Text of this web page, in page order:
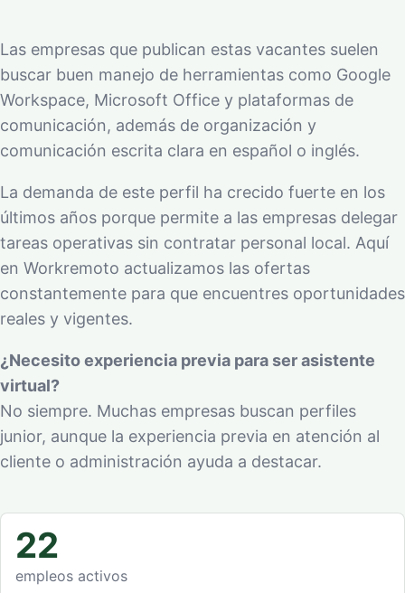
Las empresas que publican estas vacantes suelen
buscar buen manejo de herramientas como Google
Workspace, Microsoft Office y plataformas de
comunicación, además de organización y
comunicación escrita clara en español o inglés.
La demanda de este perfil ha crecido fuerte en los
últimos años porque permite a las empresas delegar
tareas operativas sin contratar personal local. Aquí
en Workremoto actualizamos las ofertas
constantemente para que encuentres oportunidades
reales y vigentes.
¿Necesito experiencia previa para ser asistente
virtual?
No siempre. Muchas empresas buscan perfiles
junior, aunque la experiencia previa en atención al
cliente o administración ayuda a destacar.
22
empleos activos